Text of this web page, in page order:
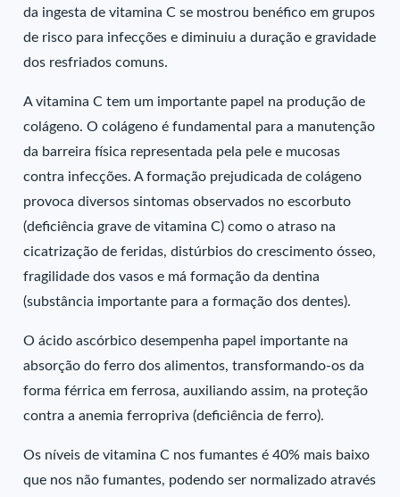
da ingesta de vitamina C se mostrou benéfico em grupos
de risco para infecções e diminuiu a duração e gravidade
dos resfriados comuns.
A vitamina C tem um importante papel na produção de
colágeno. O colágeno é fundamental para a manutenção
da barreira física representada pela pele e mucosas
contra infecções. A formação prejudicada de colágeno
provoca diversos sintomas observados no escorbuto
(deficiência grave de vitamina C) como o atraso na
cicatrização de feridas, distúrbios do crescimento ósseo,
fragilidade dos vasos e má formação da dentina
(substância importante para a formação dos dentes).
O ácido ascórbico desempenha papel importante na
absorção do ferro dos alimentos, transformando-os da
forma férrica em ferrosa, auxiliando assim, na proteção
contra a anemia ferropriva (deficiência de ferro).
Os níveis de vitamina C nos fumantes é 40% mais baixo
que nos não fumantes, podendo ser normalizado através